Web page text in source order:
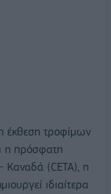
έκθεση τροφίμων
η πρόσφατη
Καναδά (CETA), η
ιδιαίτερα